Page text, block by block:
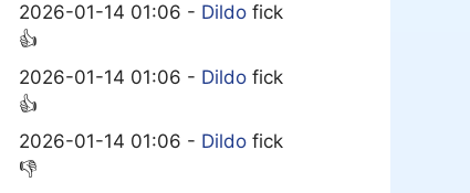
2026-01-14 01:06 - Dildo fick
👍
2026-01-14 01:06 - Dildo fick
👍
2026-01-14 01:06 - Dildo fick
👎